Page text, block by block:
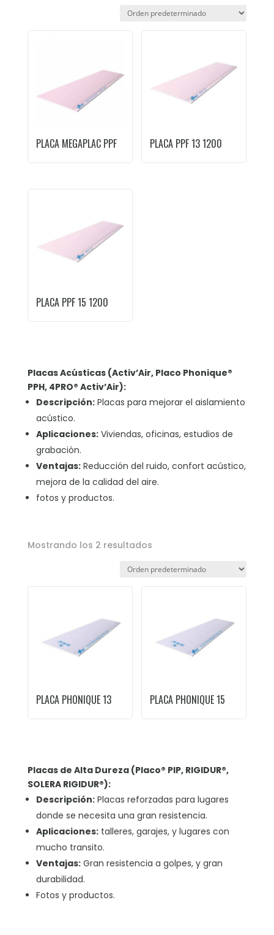
PLACA MEGAPLAC PPF PLACA PPF 13 1200
PLACA PPF 15 1200
Placas Acústicas (Activ’Air, Placo Phonique®
PPH, 4PRO® Activ’Air):
Descripción:Placas para mejorar el aislamiento
acústico.
Aplicaciones:Viviendas, oficinas, estudios de
grabación.
Ventajas:Reducción del ruido, confort acústico,
mejora de la calidad del aire.
fotos y productos.
Mostrando los 2 resultados
PLACA PHONIQUE 13 PLACA PHONIQUE 15
Placas de Alta Dureza (Placo® PIP, RIGIDUR®,
SOLERA RIGIDUR®):
Descripción:Placas reforzadas para lugares
donde se necesita una gran resistencia.
Aplicaciones:talleres, garajes, y lugares con
mucho transito.
Ventajas:Gran resistencia a golpes, y gran
durabilidad.
Fotos y productos.